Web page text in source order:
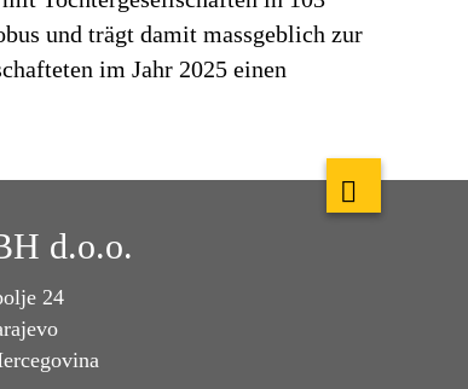
und trägt damit massgeblich zur
im Jahr 2025 einen
d.o.o.
24